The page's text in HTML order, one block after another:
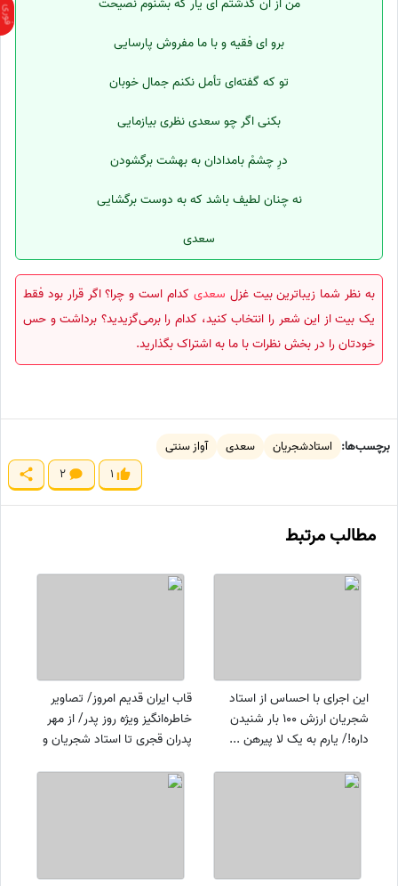
برو ای فقیه و با ما مفروش پارسایی
تو که گفته‌ای تأمل نکنم جمال خوبان
بکنی اگر چو سعدی نظری بیازمایی
درِ چشمْ بامدادان به بهشت برگشودن
نه چنان لطیف باشد که به دوست برگشایی
سعدی
به نظر شما زیباترین بیت غزل سعدی کدام است و چرا؟ اگر قرار بود فقط
یک بیت از این شعر را انتخاب کنید، کدام را برمی‌گزیدید؟ برداشت و حس
خودتان را در بخش نظرات با ما به اشتراک بگذارید.
برچسب‌ها: استادشجریان سعدی
آواز سنتی
1
2
مطالب مرتبط
این اجرای با احساس از استاد
شجریان ارزش 100 بار شنیدن
داره!/ یارم به یک لا پیرهن ...
قاب ایران قدیم امروز/ تصاویر
خاطره‌انگیز ویژه روز پدر/ از مهر
پدران قجری تا استاد شجریان و